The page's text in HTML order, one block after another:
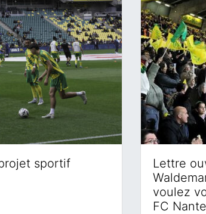
sportif
Lettre
voulez
FC